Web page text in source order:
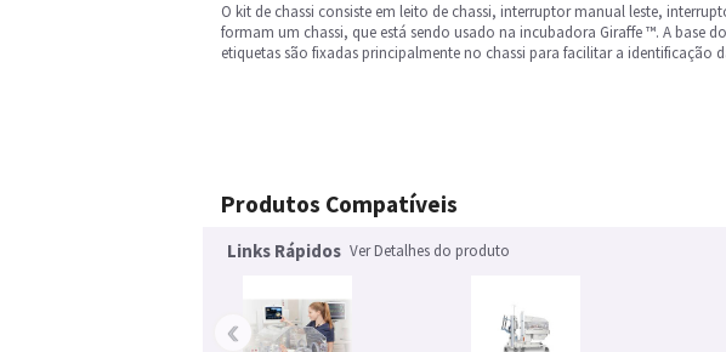
O kit de chassi consiste em leito de chassi, interruptor manual leste,
formam um chassi, que está sendo usado na incubadora Giraffe ™. A base
etiquetas são fixadas principalmente no chassi para facilitar a identificação
Produtos Compatíveis
Links Rápidos Ver Detalhes do produto
‹